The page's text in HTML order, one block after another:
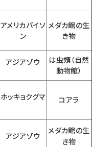
アメリカバイソ
ン
メダカ館の生
き物
アジアゾウ
は虫類（自然
動物館）
ホッキョクグマ コアラ
アジアゾウ
メダカ館の生
き物